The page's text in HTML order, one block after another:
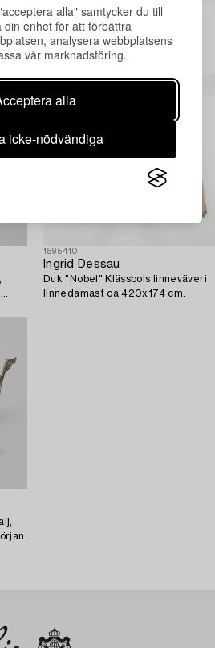
alla" samtycker du till
din enhet för att förbättra
analysera webbplatsens
vår marknadsföring.
alla
icke-nödvändiga
1599601
Firma Svenskt Tenn
Kuverttallrikar, 8 st, tenn,
Stockholm 1950-70-tal.
1595410
Ingrid Dessau
Duk "Nobel" Klässbols linneväveri
linnedamast ca 420x174 cm.